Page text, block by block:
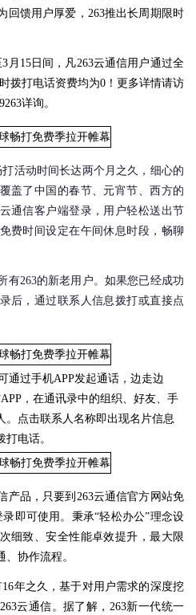
回馈用户厚爱，263推出长周期限时
15日间，凡263云通信用户通过全
拨打电话资费均为0！更多详情请访
详询。
活动时间长达两个月之久，细心的
盖了中国的春节、元宵节、西方的
通信客户端登录，用户轻松送出节
费时间设定在午间休息时段，畅聊
263的新老用户。如果您已经成功
后，通过联系人信息拨打或直接点
过手机APP发起通话，边走边
，在通讯录中的组织、好友、手
。点击联系人名称即出现名片信息
电话。
品，只要到263云通信官方网站免
即可使用。秉承“轻松办公”理念设
细致、安全性能卓效提升，最大限
协作流程。
年之久，基于对用户需求的深度挖
云通信。据了解，263新一代统一